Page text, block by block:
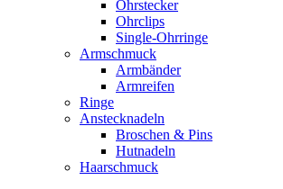
Ohrstecker
Ohrclips
Single-Ohrringe
Armschmuck
Armbänder
Armreifen
Ringe
Anstecknadeln
Broschen & Pins
Hutnadeln
Haarschmuck